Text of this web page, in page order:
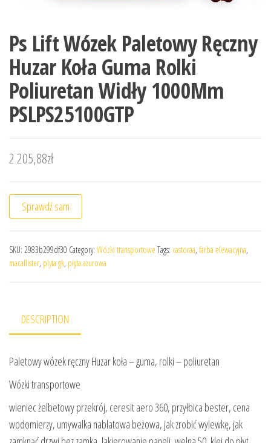
Ps Lift Wózek Paletowy Ręczny
Huzar Koła Guma Rolki
Poliuretan Widły 1000Mm
PSLPS25100GTP
2 205,88zł
Sprawdź sam
SKU: 2983b299df30 Category: Wózki transportowe Tags: castoraa, farba elewacyjna,
macallister, plyta gk, płyta ażurowa
DESCRIPTION
Paletowy wózek ręczny Huzar koła – guma, rolki – poliuretan
Wózki transportowe
wieniec żelbetowy przekrój, ceresit aero 360, przyłbica bester, cena
wodomierzy, umywalka nablatowa beżowa, jak zrobić wylewkę, jak